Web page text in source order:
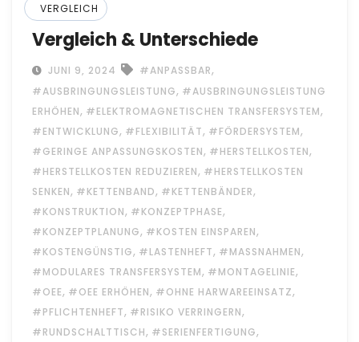
VERGLEICH
Vergleich & Unterschiede
JUNI 9, 2024 #ANPASSBAR,
#AUSBRINGUNGSLEISTUNG, #AUSBRINGUNGSLEISTUNG
ERHÖHEN, #ELEKTROMAGNETISCHEN TRANSFERSYSTEM,
#ENTWICKLUNG, #FLEXIBILITÄT, #FÖRDERSYSTEM,
#GERINGE ANPASSUNGSKOSTEN, #HERSTELLKOSTEN,
#HERSTELLKOSTEN REDUZIEREN, #HERSTELLKOSTEN
SENKEN, #KETTENBAND, #KETTENBÄNDER,
#KONSTRUKTION, #KONZEPTPHASE,
#KONZEPTPLANUNG, #KOSTEN EINSPAREN,
#KOSTENGÜNSTIG, #LASTENHEFT, #MASSNAHMEN ,
#MODULARES TRANSFERSYSTEM, #MONTAGELINIE,
#OEE, #OEE ERHÖHEN, #OHNE HARWAREEINSATZ,
#PFLICHTENHEFT, #RISIKO VERRINGERN,
#RUNDSCHALTTISCH, #SERIENFERTIGUNG,